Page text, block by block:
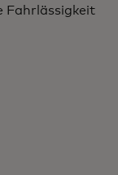
Fahrlässigkeit